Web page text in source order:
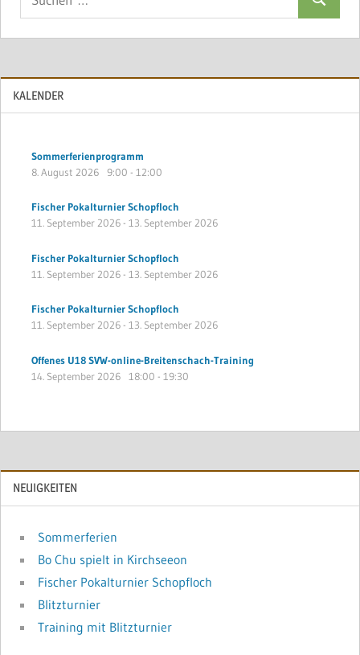
Suchen
KALENDER
Sommerferienprogramm
8. August 2026 9:00 - 12:00
Fischer Pokalturnier Schopfloch
11. September 2026- 13. September 2026
Fischer Pokalturnier Schopfloch
11. September 2026- 13. September 2026
Fischer Pokalturnier Schopfloch
11. September 2026- 13. September 2026
Offenes U18 SVW-online-Breitenschach-Training
14. September 2026 18:00 - 19:30
NEUIGKEITEN
Sommerferien
Bo Chu spielt in Kirchseeon
Fischer Pokalturnier Schopfloch
Blitzturnier
Training mit Blitzturnier